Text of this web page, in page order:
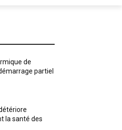
de
partiel
la santé des